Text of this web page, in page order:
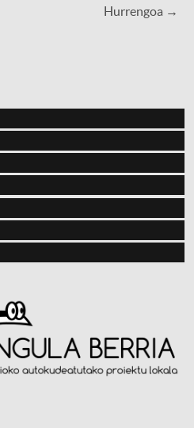
Hurrengoa →